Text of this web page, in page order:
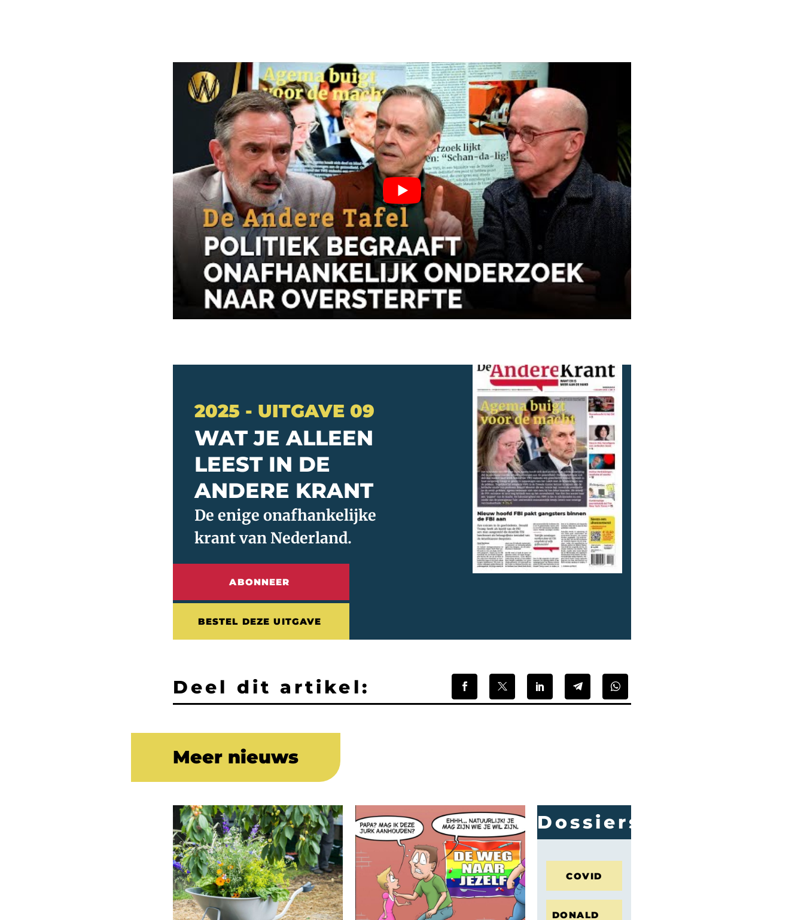
2025 - UITGAVE 09
WAT JE ALLEEN
LEEST IN DE
ANDERE KRANT
ABONNEER
BESTEL DEZE UITGAVE
Deel dit artikel:
Meer nieuws
Gezond
eten
voor
iedereen:
sociale
“Deze
misdaad
moet
stoppen”
Dossiers
COVID
DONALD